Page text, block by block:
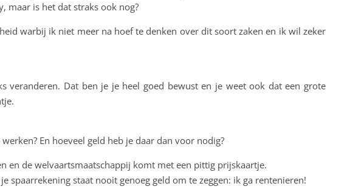
maar is het dat straks ook nog?
warbij ik niet meer na hoef te denken over dit soort zaken en ik wil zeker
veranderen. Dat ben je je heel goed bewust en je weet ook dat een grote
En hoeveel geld heb je daar dan voor nodig?
en de welvaartsmaatschappij komt met een pittig prijskaartje.
spaarrekening staat nooit genoeg geld om te zeggen: ik ga rentenieren!